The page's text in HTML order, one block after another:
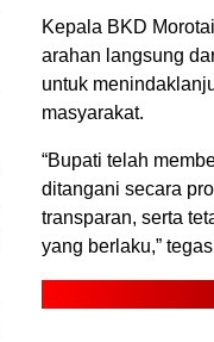
Kepala BKD
arahan langsung
untuk
masyarakat.
“Bupati telah
ditangani secara
transparan, serta
yang berlaku,”